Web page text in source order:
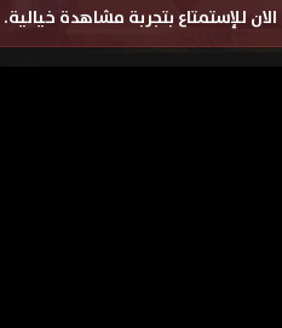
للإستمتاع بتجربة مشاهدة خيالية.